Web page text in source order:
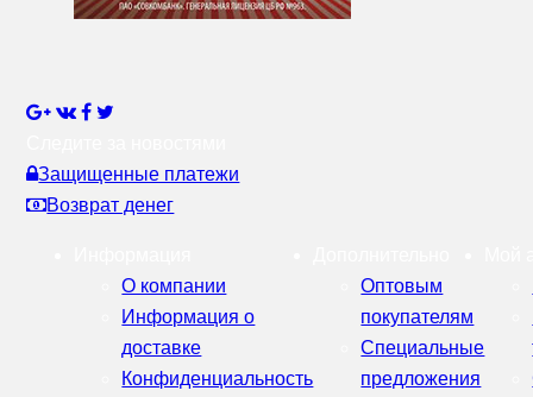
Защищенные платежи
Возврат денег
О компании
Информация о
доставке
Конфиденциальность
Оптовым
покупателям
Специальные
предложения